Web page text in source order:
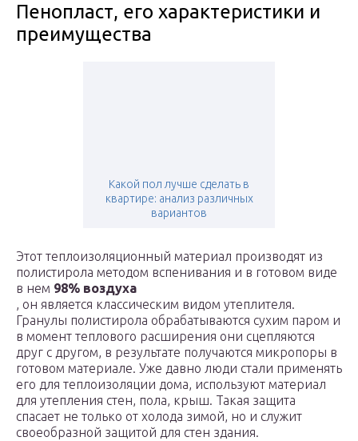
Пенопласт, его характеристики и
преимущества
Какой пол лучше сделать в
квартире: анализ различных
вариантов
Этот теплоизоляционный материал производят из
полистирола методом вспенивания и в готовом виде
в нем 98% воздуха
, он является классическим видом утеплителя.
Гранулы полистирола обрабатываются сухим паром и
в момент теплового расширения они сцепляются
друг с другом, в результате получаются микропоры в
готовом материале. Уже давно люди стали применять
его для теплоизоляции дома, используют материал
для утепления стен, пола, крыш. Такая защита
спасает не только от холода зимой, но и служит
своеобразной защитой для стен здания.